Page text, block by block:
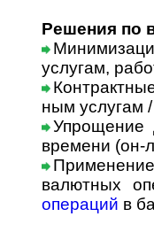
Решения по
услугам,
ным услугам
Упрощение
времени (он-
валютных
операций в